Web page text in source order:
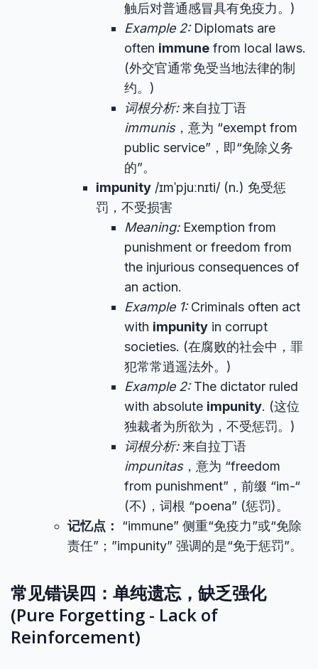
触后对普通感冒具有免疫力。)
Example 2:Diplomats are
often immune from local laws.
(外交官通常免受当地法律的制
约。)
词根分析:来自拉丁语
immunis，意为 “exempt from
public service”，即“免除义务
的”。
impunity /ɪmˈpjuːnɪti/ (n.) 免受惩
罚，不受损害
Meaning:Exemption from
punishment or freedom from
the injurious consequences of
an action.
Example 1:Criminals often act
with impunity in corrupt
societies. (在腐败的社会中，罪
犯常常逍遥法外。)
Example 2:The dictator ruled
with absolute impunity. (这位
独裁者为所欲为，不受惩罚。)
词根分析:来自拉丁语
impunitas，意为 “freedom
from punishment”，前缀 “im-“
(不)，词根 “poena” (惩罚)。
记忆点：
“immune” 侧重“免疫力”或“免除
责任”；”impunity” 强调的是“免于惩罚”。
常见错误四：单纯遗忘，缺乏强化
(Pure Forgetting - Lack of
Reinforcement)